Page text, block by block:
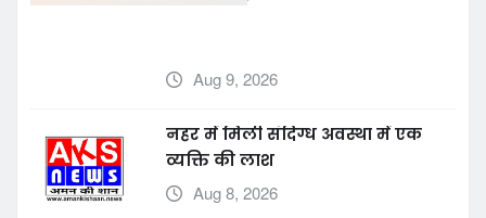
Aug 9, 2026
नहर में मिली संदिग्ध अवस्था में एक
व्यक्ति की लाश
Aug 8, 2026